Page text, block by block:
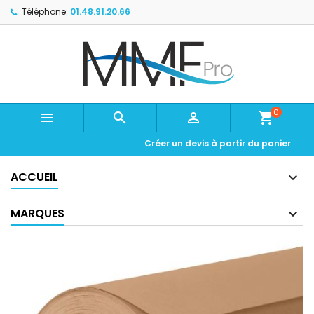
Téléphone: 01.48.91.20.66
   shopping_cart0
Créer un devis à partir du panier
ACCUEIL
MARQUES